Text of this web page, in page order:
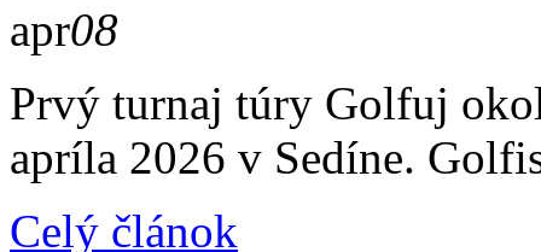
apr08
Prvý turnaj túry Golfuj
apríla 2026 v Sedíne.
Celý článok